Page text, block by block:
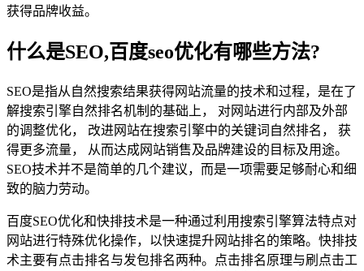
获得品牌收益。
什么是SEO,百度seo优化有哪些方法?
SEO是指从自然搜索结果获得网站流量的技术和过程，是在了
解搜索引擎自然排名机制的基础上， 对网站进行内部及外部
的调整优化， 改进网站在搜索引擎中的关键词自然排名， 获
得更多流量， 从而达成网站销售及品牌建设的目标及用途。
SEO技术并不是简单的几个建议，而是一项需要足够耐心和细
致的脑力劳动。
百度SEO优化和快排技术是一种通过利用搜索引擎算法特点对
网站进行特殊优化操作，以快速提升网站排名的策略。快排技
术主要有点击排名与发包排名两种。点击排名原理与刷点击工